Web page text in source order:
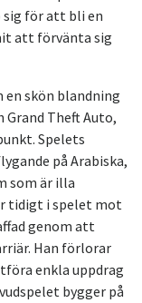
sig för att bli en
att förvänta sig
en skön blandning
Grand Theft Auto,
Spelets
på Arabiska,
som är illa
tidigt i spelet mot
genom att
Han förlorar
enkla uppdrag
bygger på